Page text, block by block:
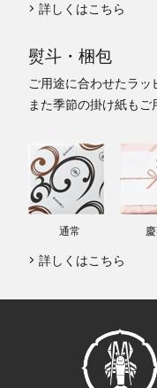
詳しくはこちら
熨斗・梱包
ご用途に合わせたラッ
また季節の掛け紙もご
通常
詳しくはこちら